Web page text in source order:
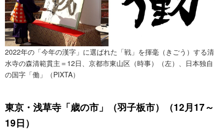
2022年の「今年の漢字」に選ばれた「戦」を揮毫（きごう）する清
水寺の森清範貫主＝12日、京都市東山区（時事）（左）、日本独自
の国字「働」（PIXTA）
東京・浅草寺「歳の市」（羽子板市）（12月17～
19日）